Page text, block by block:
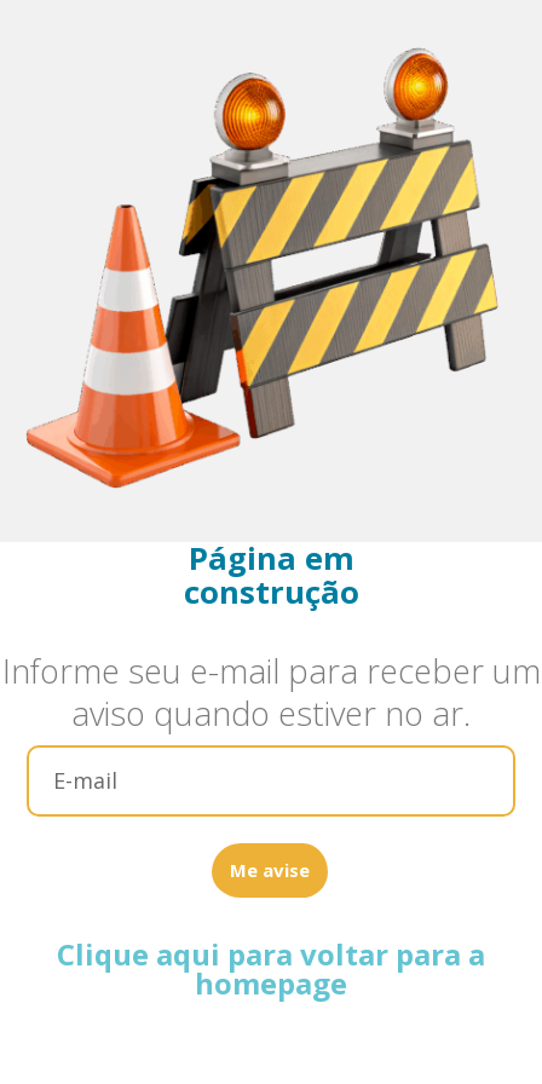
Página em
construção
Informe seu e-mail para receber um
aviso quando estiver no ar.
Me avise
Clique aqui para voltar para a
homepage